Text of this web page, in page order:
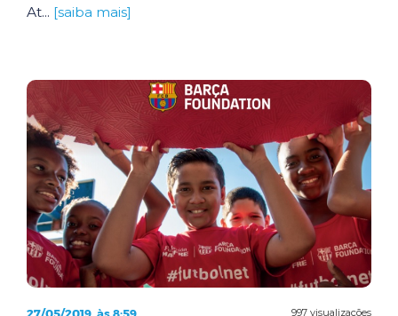
At... [saiba mais]
997 visualizações
27/05/2019, às 8:59